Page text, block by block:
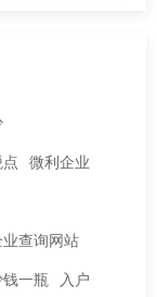
微利企业
业查询网站
钱一瓶 入户